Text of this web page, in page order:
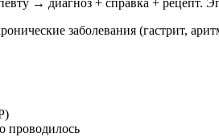
→ диагноз + справка + рецепт.
заболевания (гастрит,
проводилось